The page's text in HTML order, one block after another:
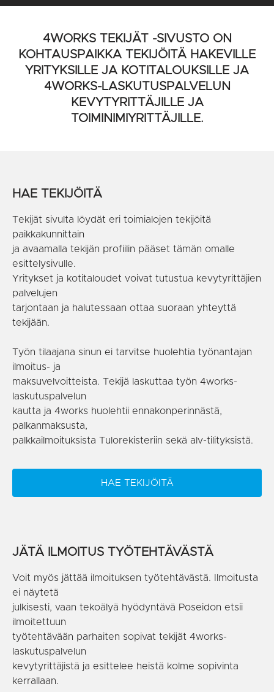
4WORKS TEKIJÄT -SIVUSTO ON
KOHTAUSPAIKKA TEKIJÖITÄ HAKEVILLE
YRITYKSILLE JA KOTITALOUKSILLE JA
4WORKS-LASKUTUSPALVELUN
KEVYTYRITTÄJILLE JA
TOIMINIMIYRITTÄJILLE.
HAE TEKIJÖITÄ
Tekijät sivulta löydät eri toimialojen tekijöitä
paikkakunnittain
ja avaamalla tekijän profiilin pääset tämän omalle
esittelysivulle.
Yritykset ja kotitaloudet voivat tutustua kevytyrittäjien
palvelujen
tarjontaan ja halutessaan ottaa suoraan yhteyttä
tekijään.
Työn tilaajana sinun ei tarvitse huolehtia työnantajan
ilmoitus- ja
maksuvelvoitteista. Tekijä laskuttaa työn 4works-
laskutuspalvelun
kautta ja 4works huolehtii ennakonperinnästä,
palkanmaksusta,
palkkailmoituksista Tulorekisteriin sekä alv-tilityksistä.
HAE TEKIJÖITÄ
JÄTÄ ILMOITUS TYÖTEHTÄVÄSTÄ
Voit myös jättää ilmoituksen työtehtävästä. Ilmoitusta
ei näytetä
julkisesti, vaan tekoälyä hyödyntävä Poseidon etsii
ilmoitettuun
työtehtävään parhaiten sopivat tekijät 4works-
laskutuspalvelun
kevytyrittäjistä ja esittelee heistä kolme sopivinta
kerrallaan.